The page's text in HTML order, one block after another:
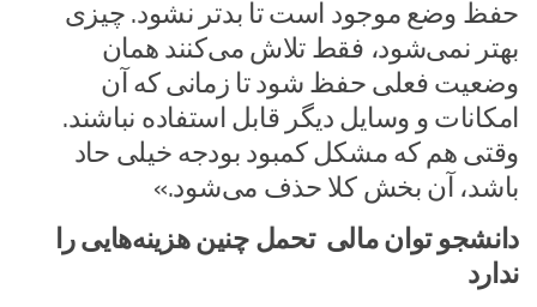
حفظ وضع موجود است تا بدتر نشود. چیزی
بهتر نمی‌شود، فقط تلاش می‌کنند همان
وضعیت فعلی حفظ شود تا زمانی که آن
امکانات و وسایل دیگر قابل استفاده نباشند.
وقتی هم که مشکل کمبود بودجه خیلی حاد
باشد، آن بخش کلا حذف می‌شود.»
دانشجو توان مالی تحمل چنین هزینه‌هایی را
ندارد